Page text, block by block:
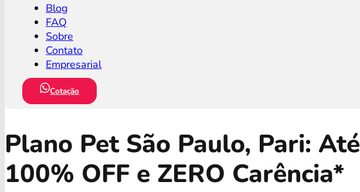
Blog
FAQ
Sobre
Contato
Empresarial
Cotação
Plano Pet São Paulo, Pari: Até
100% OFF e ZERO Carência*